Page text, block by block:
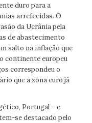
duro para a
arrefecidas. O
da Ucrânia pela
de abastecimento
salto na inflação que
continente europeu
correspondeu o
que a zona euro já
Portugal – e
se destacado pelo